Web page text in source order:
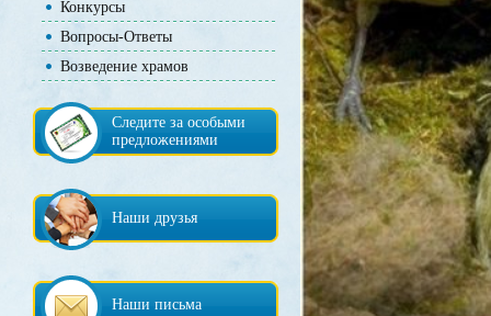
Конкурсы
Вопросы-Ответы
Возведение храмов
Следите за особыми
предложениями
Наши друзья
Наши письма